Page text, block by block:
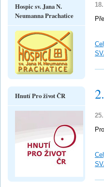
Hospic sv. Jana N.
Neumanna Prachatice
Hnutí Pro život ČR